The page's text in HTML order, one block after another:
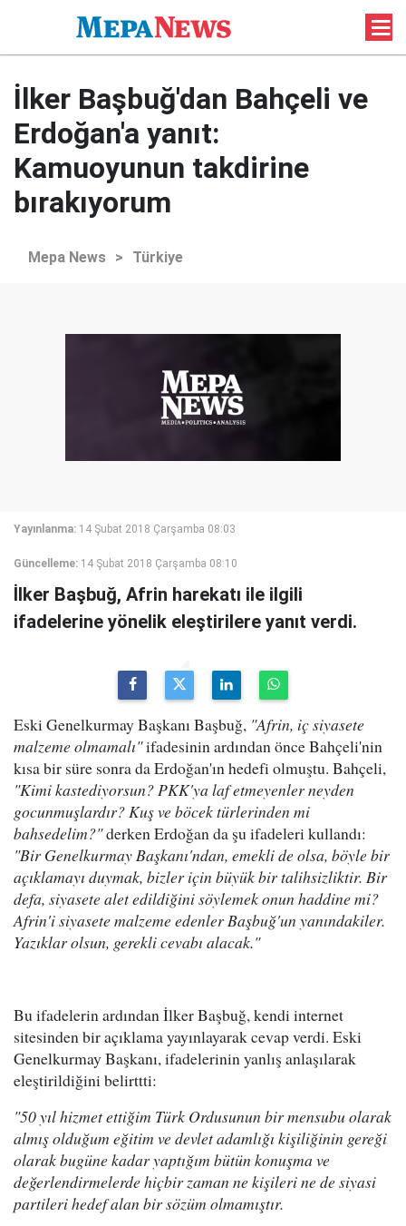
İlker Başbuğ'dan Bahçeli ve
Erdoğan'a yanıt:
Kamuoyunun takdirine
bırakıyorum
Mepa News > Türkiye
Yayınlanma: 14 Şubat 2018 Çarşamba 08:03
Güncelleme: 14 Şubat 2018 Çarşamba 08:10
İlker Başbuğ, Afrin harekatı ile ilgili
ifadelerine yönelik eleştirilere yanıt verdi.
Eski Genelkurmay Başkanı Başbuğ, "Afrin, iç siyasete
malzeme olmamalı"ifadesinin ardından önce Bahçeli'nin
kısa bir süre sonra da Erdoğan'ın hedefi olmuştu. Bahçeli,
"Kimi kastediyorsun? PKK'ya laf etmeyenler neyden
gocunmuşlardır? Kuş ve böcek türlerinden mi
bahsedelim?"derken Erdoğan da şu ifadeleri kullandı:
"Bir Genelkurmay Başkanı'ndan, emekli de olsa, böyle bir
açıklamayı duymak, bizler için büyük bir talihsizliktir. Bir
defa, siyasete alet edildiğini söylemek onun haddine mi?
Afrin'i siyasete malzeme edenler Başbuğ'un yanındakiler.
Yazıklar olsun, gerekli cevabı alacak."
Bu ifadelerin ardından İlker Başbuğ, kendi internet
sitesinden bir açıklama yayınlayarak cevap verdi. Eski
Genelkurmay Başkanı, ifadelerinin yanlış anlaşılarak
eleştirildiğini belirttti:
"50 yıl hizmet ettiğim Türk Ordusunun bir mensubu olarak
almış olduğum eğitim ve devlet adamlığı kişiliğinin gereği
olarak bugüne kadar yaptığım bütün konuşma ve
değerlendirmelerde hiçbir zaman ne kişileri ne de siyasi
partileri hedef alan bir sözüm olmamıştır.